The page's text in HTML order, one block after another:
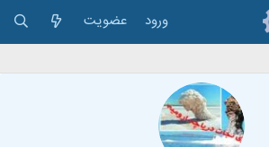
ورود عضویت